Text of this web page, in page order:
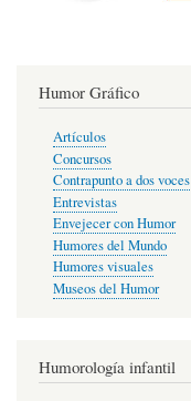
Humor Gráfico
Artículos
Concursos
Contrapunto a dos voces
Entrevistas
Envejecer con Humor
Humores del Mundo
Humores visuales
Museos del Humor
Humorología infantil